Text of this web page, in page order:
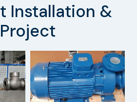
Installation &
Project